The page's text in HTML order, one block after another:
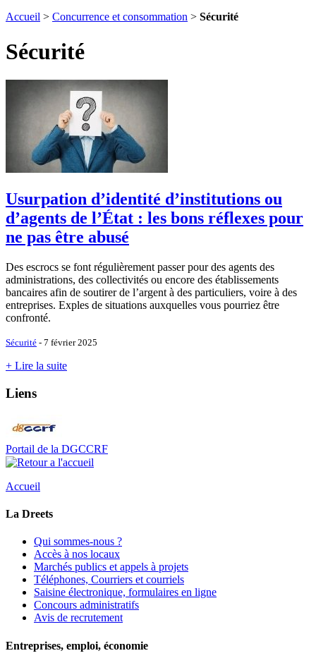
Accueil > Concurrence et consommation > Sécurité
Sécurité
Usurpation d’identité d’institutions ou
d’agents de l’État : les bons réflexes pour
ne pas être abusé
Des escrocs se font régulièrement passer pour des agents des
administrations, des collectivités ou encore des établissements
bancaires afin de soutirer de l’argent à des particuliers, voire à des
entreprises. Exples de situations auxquelles vous pourriez être
confronté.
Sécurité - 7 février 2025
+ Lire la suite
Liens
Portail de la DGCCRF
Accueil
La Dreets
Qui sommes-nous ?
Accès à nos locaux
Marchés publics et appels à projets
Téléphones, Courriers et courriels
Saisine électronique, formulaires en ligne
Concours administratifs
Avis de recrutement
Entreprises, emploi, économie